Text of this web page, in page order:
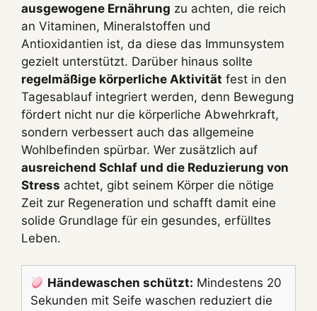
ausgewogene Ernährung zu achten, die reich
an Vitaminen, Mineralstoffen und
Antioxidantien ist, da diese das Immunsystem
gezielt unterstützt. Darüber hinaus sollte
regelmäßige körperliche Aktivität fest in den
Tagesablauf integriert werden, denn Bewegung
fördert nicht nur die körperliche Abwehrkraft,
sondern verbessert auch das allgemeine
Wohlbefinden spürbar. Wer zusätzlich auf
ausreichend Schlaf und die Reduzierung von
Stress achtet, gibt seinem Körper die nötige
Zeit zur Regeneration und schafft damit eine
solide Grundlage für ein gesundes, erfülltes
Leben.
Händewaschen schützt: Mindestens 20
Sekunden mit Seife waschen reduziert die